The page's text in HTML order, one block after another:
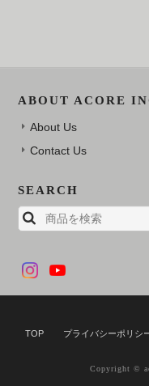
ABOUT ACORE
About Us
Contact Us
SEARCH
TOP プライバシーポリシ
Copyright ©